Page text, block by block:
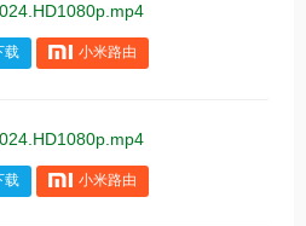
载 小米路由
载 小米路由